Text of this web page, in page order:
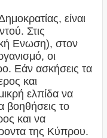
είναι
Στις
Ενωση), στον
οι
Εάν ασκήσεις τα
και
ελπίδα να
βοηθήσεις το
και να
της Κύπρου.